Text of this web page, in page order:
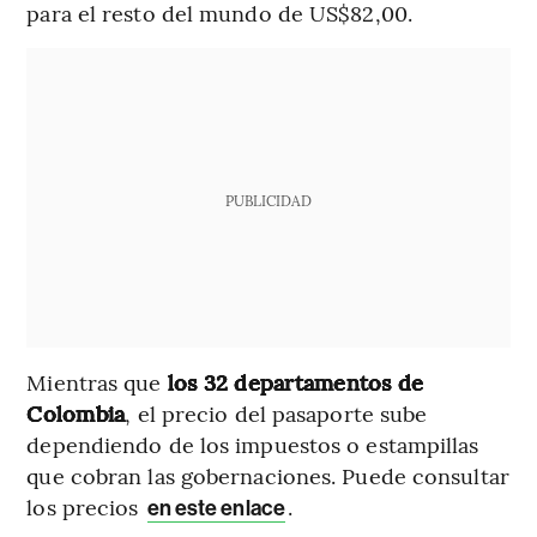
para el resto del mundo de US$82,00.
PUBLICIDAD
Mientras que los 32 departamentos de
Colombia, el precio del pasaporte sube
dependiendo de los impuestos o estampillas
que cobran las gobernaciones. Puede consultar
los precios en este enlace.